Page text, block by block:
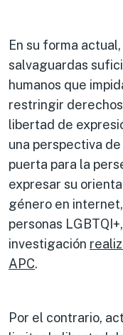
En su forma
salvaguardas
humanos que
restringir
libertad de
una perspectiva
puerta para la
expresar su
género en
personas
investigación
APC.
Por el contrario,